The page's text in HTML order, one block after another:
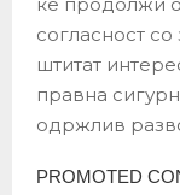
согласност
штитат
правна
одржлив